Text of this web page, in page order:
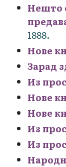
Нешто
1888.
Нове
Зарад
Из
Нове
Нове
Из
Из